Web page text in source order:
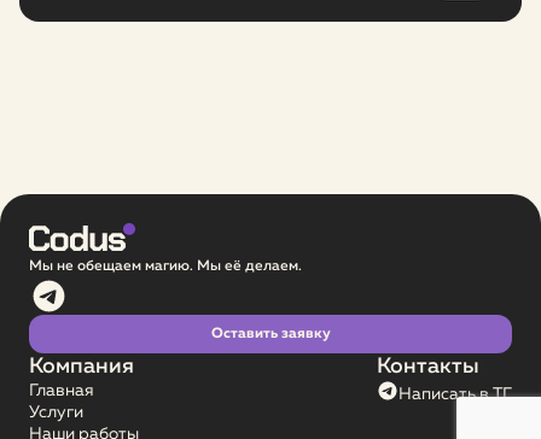
Мы не обещаем магию. Мы её делаем.
Оставить заявку
Компания
Главная
Услуги
Наши работы
Контакты
Написать в ТГ